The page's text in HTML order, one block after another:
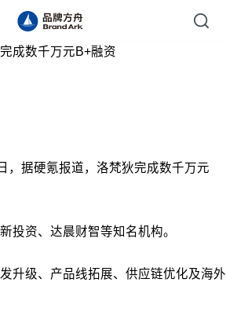
成数千万元B+融资
，据硬氪报道，洛梵狄完成数千万元
投资、达晨财智等知名机构。
升级、产品线拓展、供应链优化及海外